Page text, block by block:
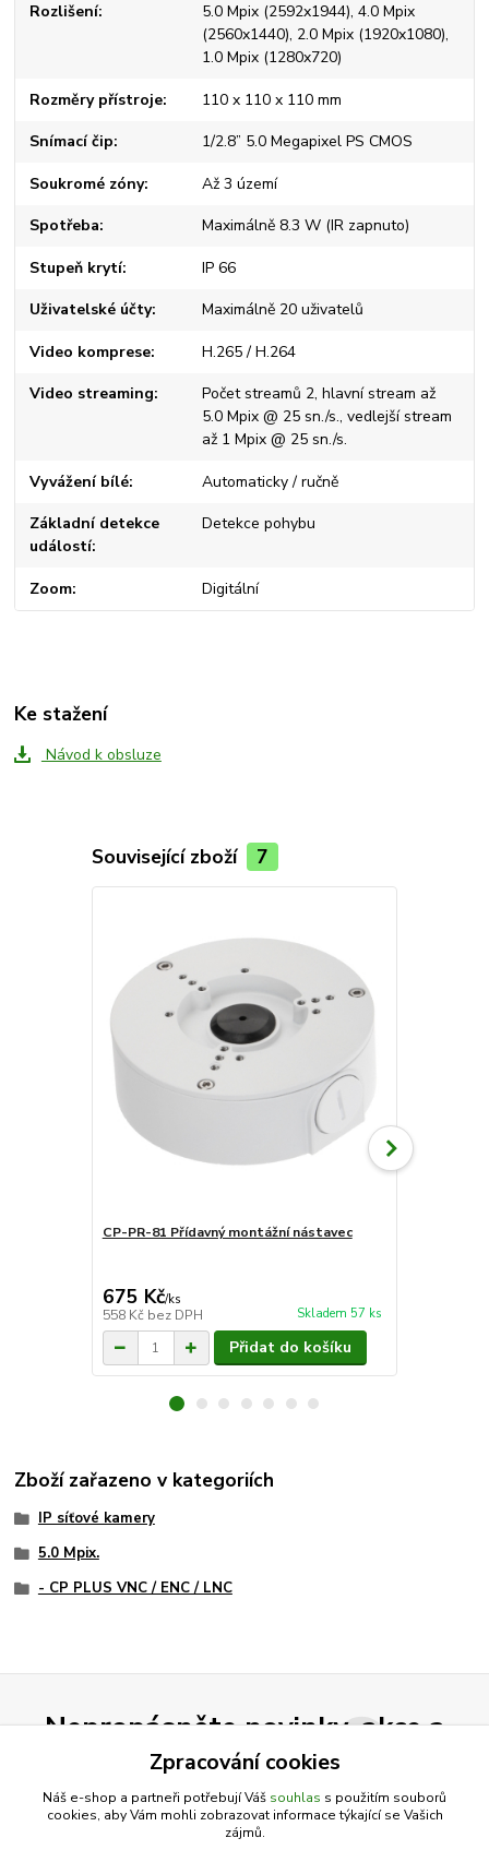
Rozlišení
5.0 Mpix (2592x1944), 4.0 Mpix
(2560x1440), 2.0 Mpix (1920x1080),
1.0 Mpix (1280x720)
Rozměry přístroje 110 x 110 x 110 mm
Snímací čip 1/2.8” 5.0 Megapixel PS CMOS
Soukromé zóny Až 3 území
Spotřeba Maximálně 8.3 W (IR zapnuto)
Stupeň krytí IP 66
Uživatelské účty Maximálně 20 uživatelů
Video komprese H.265 / H.264
Video streaming
Počet streamů 2, hlavní stream až
5.0 Mpix @ 25 sn./s., vedlejší stream
až 1 Mpix @ 25 sn./s.
Vyvážení bílé Automaticky / ručně
Základní detekce
událostí
Detekce pohybu
Zoom Digitální
Ke stažení
Návod k obsluze
Související zboží 7
CP-PR-81 Přídavný montážní nástavec
675 Kč/ks
558 Kč bez DPH Skladem 57 ks
Přidat do košíku
Zboží zařazeno v kategoriích
IP síťové kamery
5.0 Mpix.
- CP PLUS VNC / ENC / LNC
Nepropásněte novinky, akce a
slevy!
Zpracování cookies
Náš e-shop a partneři potřebují Váš souhlas s použitím souborů
cookies, aby Vám mohli zobrazovat informace týkající se Vašich
zájmů.